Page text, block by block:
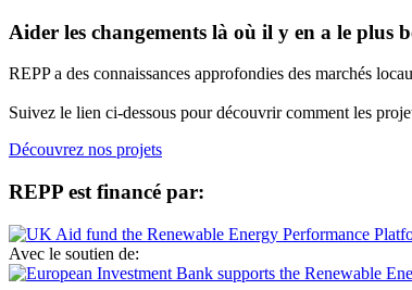
Aider les changements là où il y en a le plus
REPP a des connaissances approfondies des marchés
Suivez le lien ci-dessous pour découvrir comment les
Découvrez nos projets
REPP est financé par:
Avec le soutien de: